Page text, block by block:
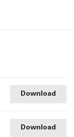
Download
Download